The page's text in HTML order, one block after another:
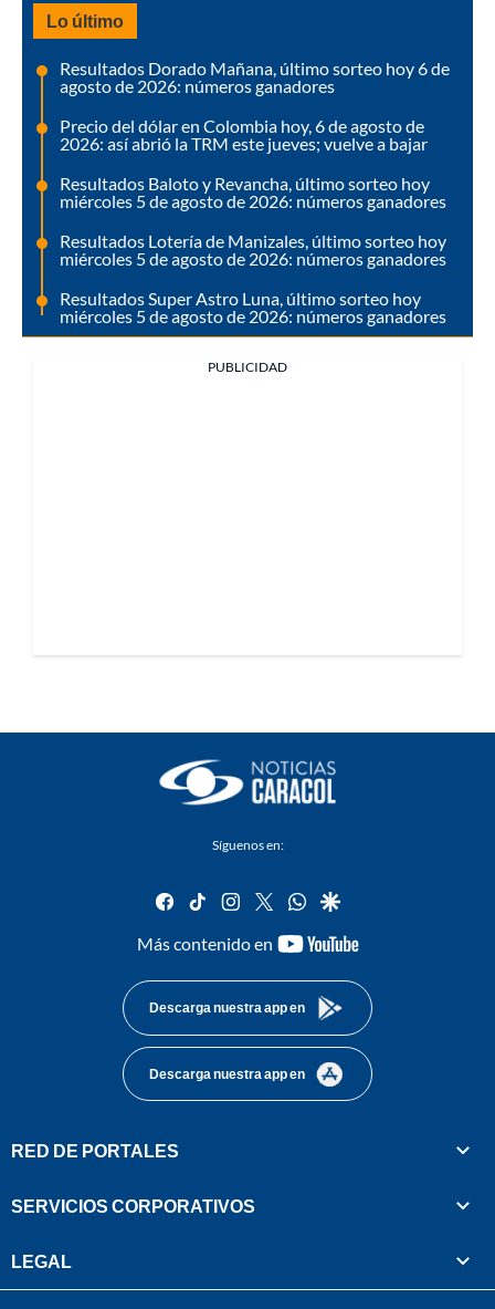
Lo último
Resultados Dorado Mañana, último sorteo hoy 6 de
agosto de 2026: números ganadores
Precio del dólar en Colombia hoy, 6 de agosto de
2026: así abrió la TRM este jueves; vuelve a bajar
Resultados Baloto y Revancha, último sorteo hoy
miércoles 5 de agosto de 2026: números ganadores
Resultados Lotería de Manizales, último sorteo hoy
miércoles 5 de agosto de 2026: números ganadores
Resultados Super Astro Luna, último sorteo hoy
miércoles 5 de agosto de 2026: números ganadores
PUBLICIDAD
Síguenos en:
facebook
tiktok instagram
twitterwhatsapp
google
Más contenido en
youtube-
Descarga nuestra app en
Descarga nuestra app en
RED DE PORTALES
SERVICIOS CORPORATIVOS
LEGAL